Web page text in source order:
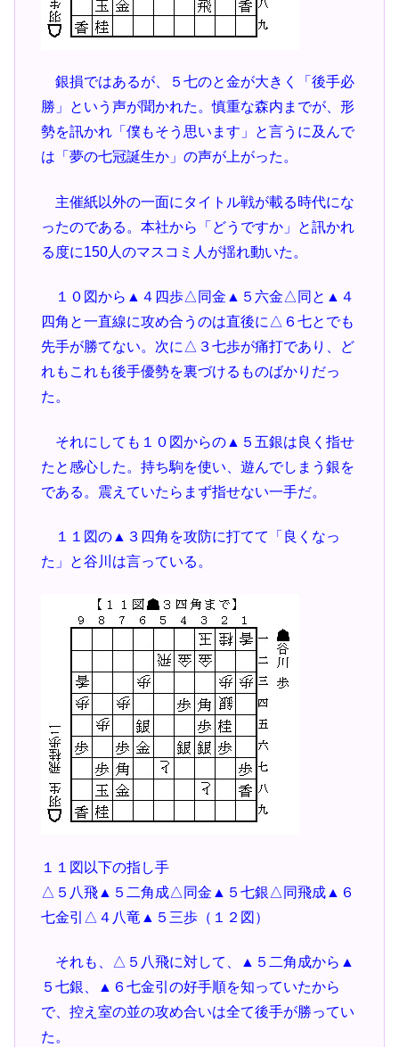
銀損ではあるが、５七のと金が大きく「後手必
勝」という声が聞かれた。慎重な森内までが、形
勢を訊かれ「僕もそう思います」と言うに及んで
は「夢の七冠誕生か」の声が上がった。
主催紙以外の一面にタイトル戦が載る時代にな
ったのである。本社から「どうですか」と訊かれ
る度に150人のマスコミ人が揺れ動いた。
１０図から▲４四歩△同金▲５六金△同と▲４
四角と一直線に攻め合うのは直後に△６七とでも
先手が勝てない。次に△３七歩が痛打であり、ど
れもこれも後手優勢を裏づけるものばかりだっ
た。
それにしても１０図からの▲５五銀は良く指せ
たと感心した。持ち駒を使い、遊んでしまう銀を
である。震えていたらまず指せない一手だ。
１１図の▲３四角を攻防に打てて「良くなっ
た」と谷川は言っている。
１１図以下の指し手
△５八飛▲５二角成△同金▲５七銀△同飛成▲６
七金引△４八竜▲５三歩（１２図）
それも、△５八飛に対して、▲５二角成から▲
５七銀、▲６七金引の好手順を知っていたから
で、控え室の並の攻め合いは全て後手が勝ってい
た。